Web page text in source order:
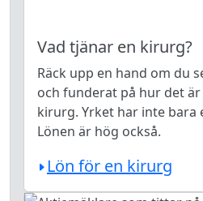
Vad tjänar en kirurg?
Räck upp en hand om du
och funderat på hur det
kirurg. Yrket har inte bara
Lönen är hög också.
Lön för en kirurg